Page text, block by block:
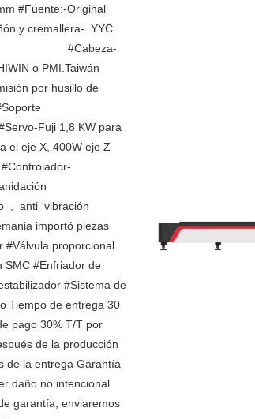
#Fuente:-Original
y cremallera-  YYC
#Cabeza-
HIWIN o PMI.Taiwán
por husillo de
#Soporte
Fuji 1,8 KW para
el eje X, 400W eje Z
,  anti  vibración
importó piezas
#Válvula proporcional
SMC #Enfriador de
#Sistema de
Tiempo de entrega 30
pago 30% T/T por
de la producción
de la entrega Garantía
daño no intencional
garantía, enviaremos